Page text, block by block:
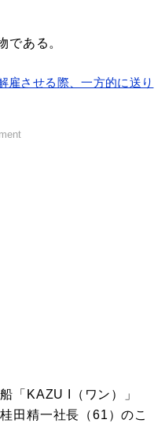
である。
雇させる際、一方的に送り
「KAZU I（ワン）」
田精一社長（61）のこ